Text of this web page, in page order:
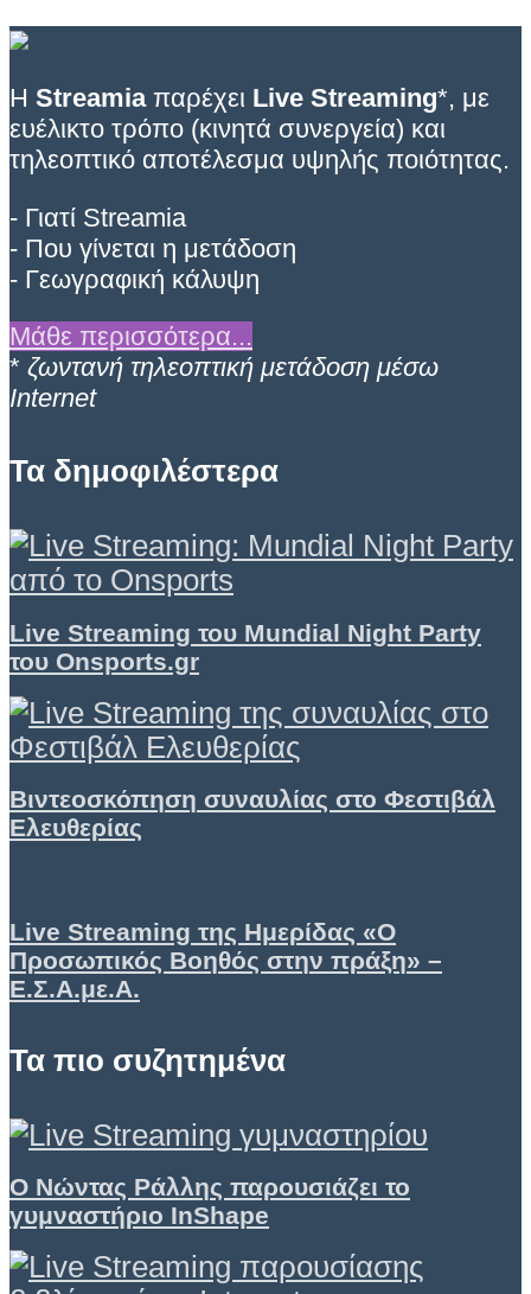
Η Streamiaπαρέχει Live Streaming*, με
ευέλικτο τρόπο (κινητά συνεργεία) και
τηλεοπτικό αποτέλεσμα υψηλής ποιότητας.
- Γιατί Streamia
- Που γίνεται η μετάδοση
- Γεωγραφική κάλυψη
Μάθε περισσότερα...
* ζωντανή τηλεοπτική μετάδοση μέσω
Internet
Τα δημοφιλέστερα
Live Streaming του Mundial Night Party
του Onsports.gr
Βιντεοσκόπηση συναυλίας στο Φεστιβάλ
Ελευθερίας
Live Streaming της Ημερίδας «Ο
Προσωπικός Βοηθός στην πράξη» –
Ε.Σ.Α.με.Α.
Τα πιο συζητημένα
Ο Νώντας Ράλλης παρουσιάζει το
γυμναστήριο InShape